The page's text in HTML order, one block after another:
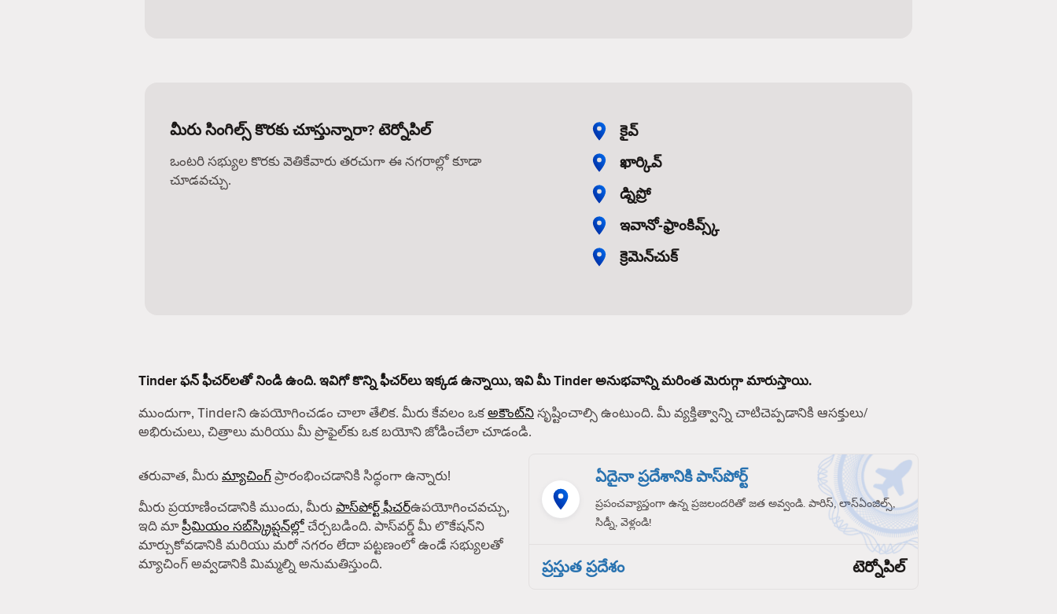
మీరు సింగిల్స్ కొరకు చూస్తున్నారా? టెర్నోపిల్
ఒంటరి సభ్యుల కొరకు వెతికేవారు తరచుగా ఈ నగరాల్లో కూడా
చూడవచ్చు.
కైవ్
ఖార్కివ్
డ్నిప్రో
ఇవానో-ఫ్రాంకివ్స్క్
క్రెమెన్‌చుక్
Tinder ఫన్ ఫీచర్‌లతో నిండి ఉంది. ఇవిగో కొన్ని ఫీచర్‌లు ఇక్కడ ఉన్నాయి, ఇవి మీ Tinder అనుభవాన్ని మరింత మెరుగ్గా మారుస్తాయి.
ముందుగా, Tinderని ఉపయోగించడం చాలా తేలిక. మీరు కేవలం ఒకఅకౌంట్‌నిసృష్టించాల్సి ఉంటుంది. మీ వ్యక్తిత్వాన్ని చాటిచెప్పడానికి ఆసక్తులు/
అభిరుచులు, చిత్రాలు మరియు మీ ప్రొఫైల్‌కు ఒక బయోని జోడించేలా చూడండి.
తరువాత, మీరుమ్యాచింగ్ప్రారంభించడానికి సిద్ధంగా ఉన్నారు!
మీరు ప్రయాణించడానికి ముందు, మీరుపాస్‌పోర్ట్ ఫీచర్ఉపయోగించవచ్చు,
ఇది మాప్రీమియం సబ్‌స్క్రిప్షన్‌ల్లోచేర్చబడింది. పాస్‌వర్డ్ మీ లొకేషన్‌ని
మార్చుకోవడానికి మరియు మరో నగరం లేదా పట్టణంలో ఉండే సభ్యులతో
మ్యాచింగ్ అవ్వడానికి మిమ్మల్ని అనుమతిస్తుంది.
ఏదైనా ప్రదేశానికి పాస్‌పోర్ట్
ప్రపంచవ్యాప్తంగా ఉన్న ప్రజలందరితో జత అవ్వండి. పారిస్, లాస్‌ఏంజిల్స్,
సిడ్నీ, వెళ్లండి!
ప్రస్తుత ప్రదేశం టెర్నోపిల్